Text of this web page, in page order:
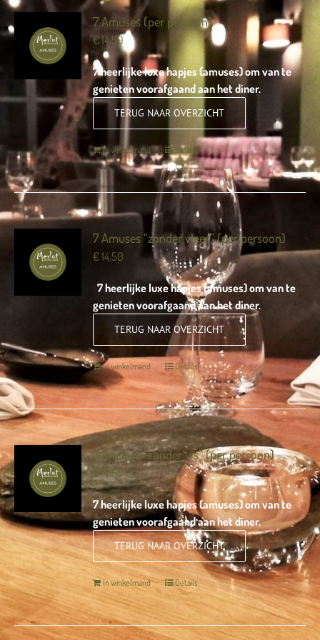
7 Amuses (per persoon)
€14,50
7 heerlijke luxe hapjes (amuses) om van te
genieten voorafgaand aan het diner.
TERUG NAAR OVERZICHT
In winkelmand Details
7 Amuses “zonder vlees” (per persoon)
€14,50
7 heerlijke luxe hapjes (amuses) om van te
genieten voorafgaand aan het diner.
TERUG NAAR OVERZICHT
In winkelmand Details
7 Amuses “zonder vis” (per persoon)
€14,50
7 heerlijke luxe hapjes (amuses) om van te
genieten voorafgaand aan het diner.
TERUG NAAR OVERZICHT
In winkelmand Details